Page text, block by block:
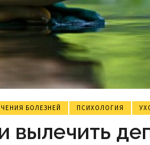
БОЛЕЗНЕЙ ПСИХОЛОГИЯ
вылечить